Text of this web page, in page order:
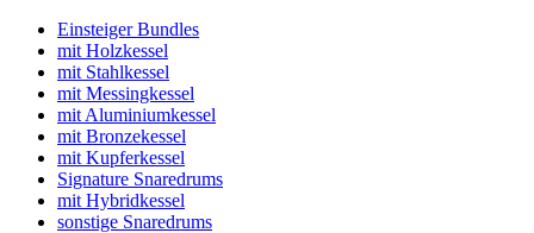
Einsteiger Bundles
mit Holzkessel
mit Stahlkessel
mit Messingkessel
mit Aluminiumkessel
mit Bronzekessel
mit Kupferkessel
Signature Snaredrums
mit Hybridkessel
sonstige Snaredrums